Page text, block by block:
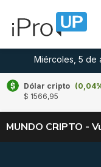
Miércoles, 5 de
Dólar cripto
$ 1566,95
MUNDO CRIPTO -